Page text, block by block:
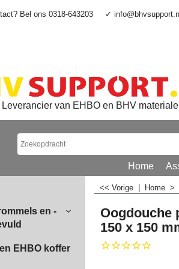
Bel ons 0318-643203 ✓
van EHBO en BHV
Home
en -
EHBO koffer
<< Vorige Home >
Oogdouche
150 x 150